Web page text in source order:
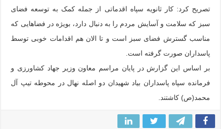
تصریح کرد: کار ثانویه سپاه اقدماتی از جمله کمک به توسعه فضای
سبز که سلامت و آسایش مردم را به دنبال دارد، بویژه در فضاهایی که
مناسب گسترش فضای سبز است و تا الان هم اقدامات خوبی توسط
پاسداران صورت گرفته است.
بر اساس این گزارش در پایان مراسم معاون وزیر جهاد کشاورزی و
فرمانده سپاه پاسداران بیاد شهیدان دو اصله نهال در محوطه تیپ آل
محمد(ص) کاشتند.